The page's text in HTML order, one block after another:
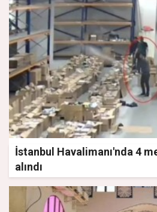
İstanbul Havalimanı'nda 4
alındı